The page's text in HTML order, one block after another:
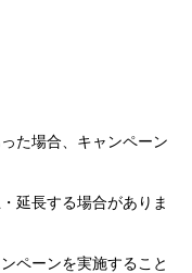
た場合、キャンペーン
延長する場合がありま
ペーンを実施すること